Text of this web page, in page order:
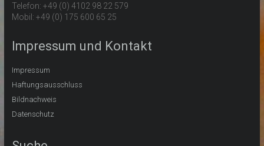
Telefon: +49 (0) 4102 98 22 579
Mobil: +49 (0) 175 600 65 25
Impressum und Kontakt
Impressum
Haftungsausschluss
Bildnachweis
Datenschutz